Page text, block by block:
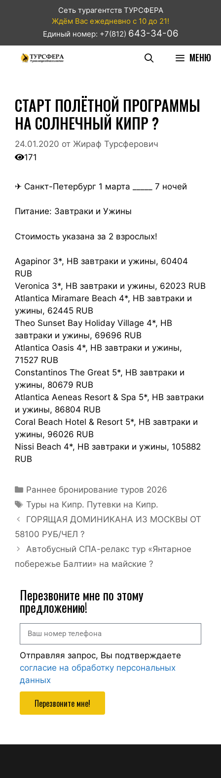
Сеть турагентств ТУРСФЕРА
Ждём Вас ежедневно с 10 до 21!
Единый номер: +7(812) 643-34-06
МЕНЮ
СТАРТ ПОЛЁТНОЙ ПРОГРАММЫ
НА СОЛНЕЧНЫЙ КИПР ?
24.01.2020 от Жираф Турсферович
171
✈ Санкт-Петербург 1 марта _____ 7 ночей
Питание: Завтраки и Ужины
Стоимость указана за 2 взрослых!
Agapinor 3*, HB завтраки и ужины, 60404
RUB
Veronica 3*, HB завтраки и ужины, 62023 RUB
Atlantica Miramare Beach 4*, HB завтраки и
ужины, 62445 RUB
Theo Sunset Bay Holiday Village 4*, HB
завтраки и ужины, 69696 RUB
Atlantica Oasis 4*, HB завтраки и ужины,
71527 RUB
Constantinos The Great 5*, HB завтраки и
ужины, 80679 RUB
Atlantica Aeneas Resort & Spa 5*, HB завтраки
и ужины, 86804 RUB
Coral Beach Hotel & Resort 5*, HB завтраки и
ужины, 96026 RUB
Nissi Beach 4*, HB завтраки и ужины, 105882
RUB
Раннее бронирование туров 2026
Туры на Кипр. Путевки на Кипр.
ГОРЯЩАЯ ДОМИНИКАНА ИЗ МОСКВЫ ОТ
58100 РУБ/ЧЕЛ ?
Автобусный СПА-релакс тур «Янтарное
побережье Балтии» на майские ?
Перезвоните мне по этому
предложению!
Отправляя запрос, Вы подтверждаете
согласие на обработку персональных
данных
Перезвоните мне!